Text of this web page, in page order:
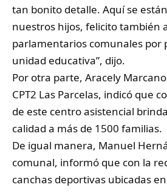
tan bonito detalle. Aquí se
nuestros hijos, felicito también
parlamentarios comunales por
unidad educativa”, dijo.
Por otra parte, Aracely
CPT2 Las Parcelas, indicó que
de este centro asistencial
calidad a más de 1500 familias.
De igual manera, Manuel
comunal, informó que con la
canchas deportivas ubicadas